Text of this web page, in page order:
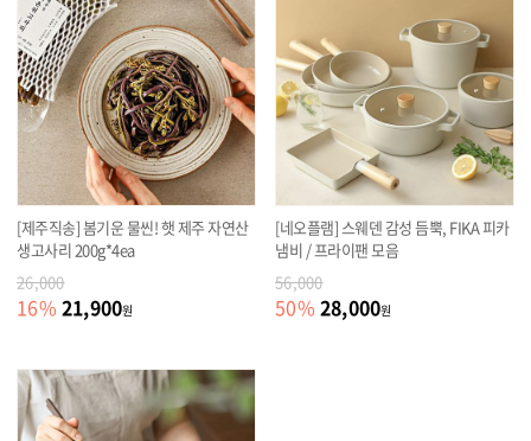
[제주직송] 봄기운 물씬! 햇 제주 자연산
생고사리 200g*4ea
26,000
16% 21,900원
[네오플램] 스웨덴 감성 듬뿍, FIKA 피카
냄비 / 프라이팬 모음
56,000
50% 28,000원